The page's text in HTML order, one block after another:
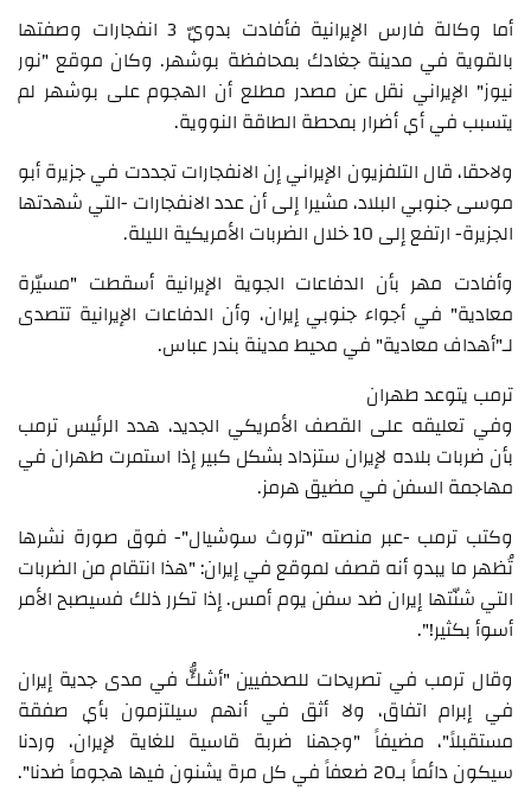
أما وكالة فارس الإيرانية فأفادت بدويّ 3 انفجارات وصفتها
بالقوية في مدينة جغادك بمحافظة بوشهر. وكان موقع "نور
نيوز" الإيراني نقل عن مصدر مطلع أن الهجوم على بوشهر لم
يتسبب في أي أضرار بمحطة الطاقة النووية.
ولاحقا، قال التلفزيون الإيراني إن الانفجارات تجددت في جزيرة أبو
موسى جنوبي البلاد، مشيرا إلى أن عدد الانفجارات -التي شهدتها
الجزيرة- ارتفع إلى 10 خلال الضربات الأمريكية الليلة.
وأفادت مهر بأن الدفاعات الجوية الإيرانية أسقطت "مسيّرة
معادية" في أجواء جنوبي إيران، وأن الدفاعات الإيرانية تتصدى
لـ"أهداف معادية" في محيط مدينة بندر عباس.
ترمب يتوعد طهران
وفي تعليقه على القصف الأمريكي الجديد، هدد الرئيس ترمب
بأن ضربات بلاده لإيران ستزداد بشكل كبير إذا استمرت طهران في
مهاجمة السفن في مضيق هرمز.
وكتب ترمب -عبر منصته "تروث سوشيال"- فوق صورة نشرها
تُظهر ما يبدو أنه قصف لموقع في إيران: "هذا انتقام من الضربات
التي شنّتها إيران ضد سفن يوم أمس. إذا تكرر ذلك فسيصبح الأمر
أسوأ بكثير!".
وقال ترمب في تصريحات للصحفيين "أشكُّ في مدى جدية إيران
في إبرام اتفاق، ولا أثق في أنهم سيلتزمون بأي صفقة
مستقبلاً"، مضيفاً "وجهنا ضربة قاسية للغاية لإيران، وردنا
سيكون دائماً بـ20 ضعفاً في كل مرة يشنون فيها هجوماً ضدنا".